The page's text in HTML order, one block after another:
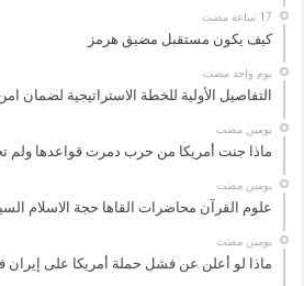
كيف يكون مستقبل مضيق هرمز
‏يوم واحد مضت
التفاصيل الأولية للخطة الاستراتيجية لضمان
‏يومين مضت
ماذا جنت أمريكا من حرب دمرت قواعدها ولم
‏يومين مضت
علوم القرآن محاضرات القاها حجة الاسلام
‏يومين مضت
ماذا لو أعلن عن فشل حملة أمريكا على إيران